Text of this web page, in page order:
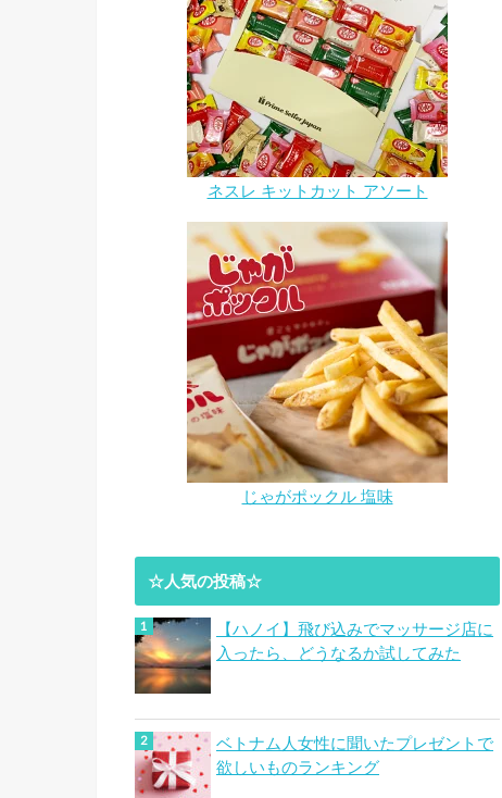
ネスレ キットカット アソート
じゃがポックル 塩味
☆人気の投稿☆
【ハノイ】飛び込みでマッサージ店に
入ったら、どうなるか試してみた
ベトナム人女性に聞いたプレゼントで
欲しいものランキング